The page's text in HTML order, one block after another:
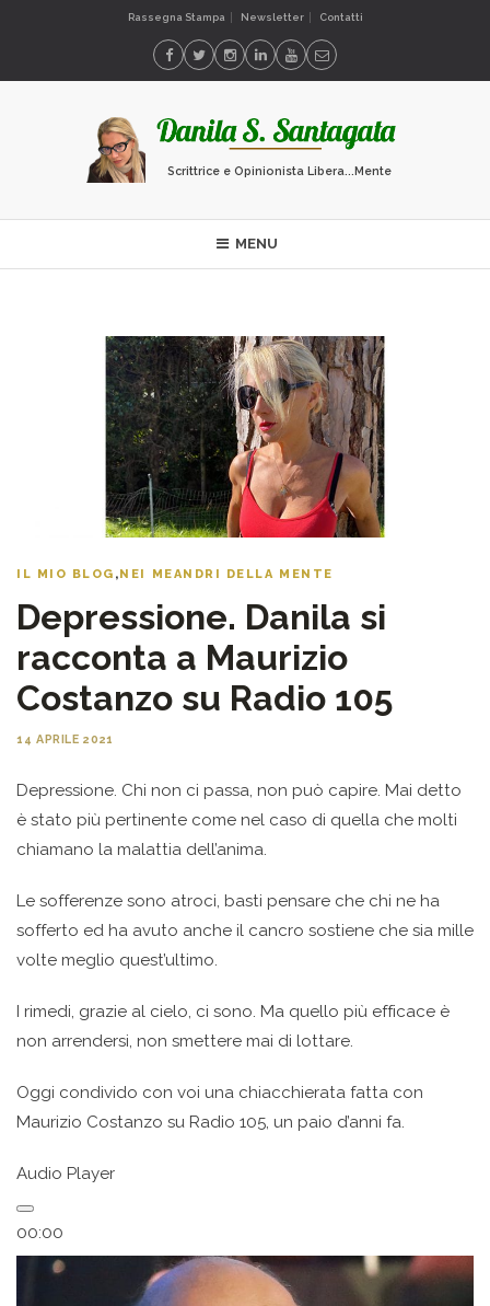
Rassegna Stampa Newsletter Contatti
Scrittrice e Opinionista Libera...Mente
MENU
IL MIO BLOG , NEI MEANDRI DELLA MENTE
Depressione. Danila si
racconta a Maurizio
Costanzo su Radio 105
14 APRILE 2021
Depressione. Chi non ci passa, non può capire. Mai detto
è stato più pertinente come nel caso di quella che molti
chiamano la malattia dell’anima.
Le sofferenze sono atroci, basti pensare che chi ne ha
sofferto ed ha avuto anche il cancro sostiene che sia mille
volte meglio quest’ultimo.
I rimedi, grazie al cielo, ci sono. Ma quello più efficace è
non arrendersi, non smettere mai di lottare.
Oggi condivido con voi una chiacchierata fatta con
Maurizio Costanzo su Radio 105, un paio d’anni fa.
Audio Player
00:00
00:00